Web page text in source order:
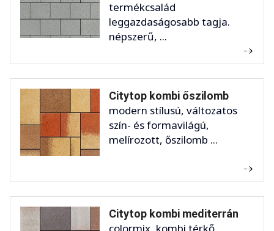
termékcsalád
leggazdaságosabb tagja.
népszerű, ...
Citytop kombi őszilomb
modern stílusú, változatos
szín- és formavilágú,
melírozott, őszilomb ...
Citytop kombi mediterrán